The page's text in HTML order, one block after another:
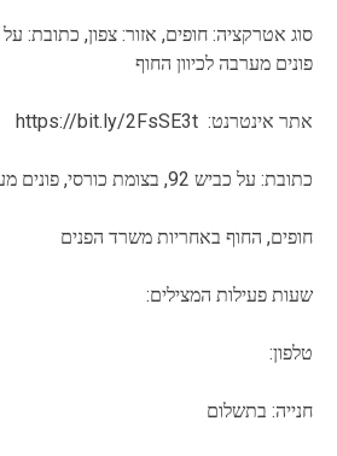
פונים מערבה לכיוון החוף
אתר אינטרנט: https://bit.ly/2FsSE3t
כתובת: על כביש 92, בצומת כורסי, פונים מערבה לכיוון החוף
חופים, החוף באחריות משרד הפנים
שעות פעילות המצילים:
טלפון:
חנייה: בתשלום